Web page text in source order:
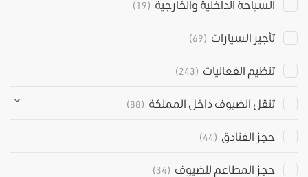
السياحة الداخلية والخارجية (19)
تأجير السيارات (69)
تنظيم الفعاليات (243)
تنقل الضيوف داخل المملكة (88)
حجز الفنادق (44)
حجز المطاعم للضيوف (34)